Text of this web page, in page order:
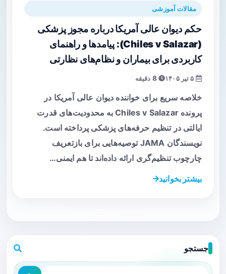
مقالات آموزشی
حکم دیوان عالی آمریکا درباره مجوز پزشکی
(Chiles v Salazar): پیامدها و راهنمای
کاربردی برای بیماران و نظام‌های نظارتی
8 دقیقه
خلاصه سریع برای خواننده دیوان عالی آمریکا در
پرونده Chiles v Salazar به محدودیت‌های قدرت
ایالتی در تنظیم حرفه‌های پزشکی پرداخته است.
نویسندگان JAMA توصیه‌هایی برای بازتعریف
چارچوب تنظیم‌گری ارائه داده‌اند تا هم ایمنی…
بیشتر بخوانید
جستجو